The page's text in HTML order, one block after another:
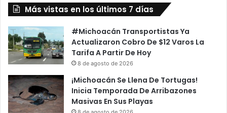
Más vistas en los últimos 7 días
#Michoacán Transportistas Ya
Actualizaron Cobro De $12 Varos La
Tarifa A Partir De Hoy
8 de agosto de 2026
¡Michoacán Se Llena De Tortugas!
Inicia Temporada De Arribazones
Masivas En Sus Playas